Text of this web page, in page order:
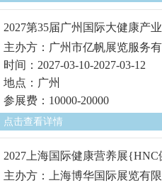
2027第35届广州国际大健康产
主办方：广州市亿帆展览服务
时间：2027-03-10-2027-03-12
地点：广州
参展费：10000-20000
点击查看详情
2027上海国际健康营养展
主办方：上海博华国际展览有限